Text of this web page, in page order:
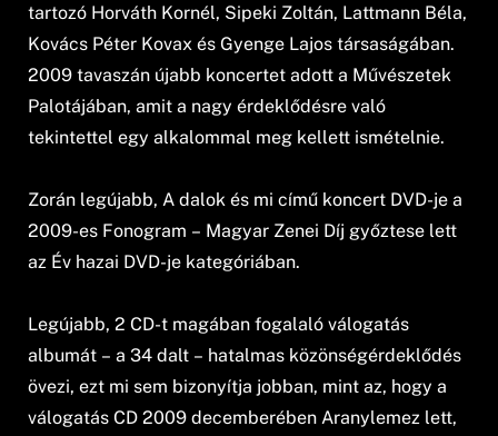
tartozó Horváth Kornél, Sipeki Zoltán, Lattmann Béla,
Kovács Péter Kovax és Gyenge Lajos társaságában.
2009 tavaszán újabb koncertet adott a Művészetek
Palotájában, amit a nagy érdeklődésre való
tekintettel egy alkalommal meg kellett ismételnie.
Zorán legújabb, A dalok és mi című koncert DVD-je a
2009-es Fonogram – Magyar Zenei Díj győztese lett
az Év hazai DVD-je kategóriában.
Legújabb, 2 CD-t magában fogalaló válogatás
albumát – a 34 dalt – hatalmas közönségérdeklődés
övezi, ezt mi sem bizonyítja jobban, mint az, hogy a
válogatás CD 2009 decemberében Aranylemez lett,